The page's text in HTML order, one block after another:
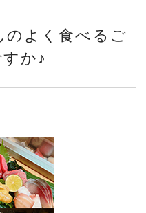
のよく食べるご
か♪